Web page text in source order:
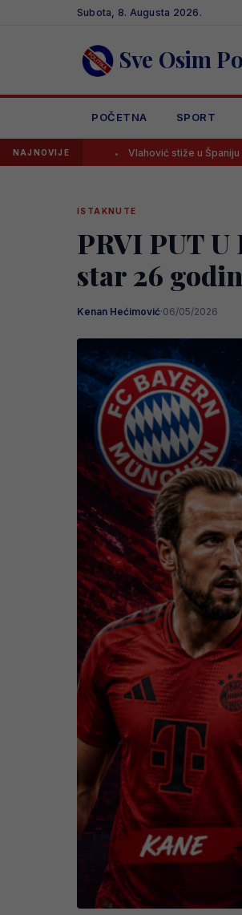
Subota, 8. Augusta 2026.
Sve Osim
POČETNA SPORT
NAJNOVIJE
Vlahović stiže u Španiju besplatno, ali ne u
ISTAKNUTE
PRVI PUT
star 26
Kenan Hećimović·06/05/2026